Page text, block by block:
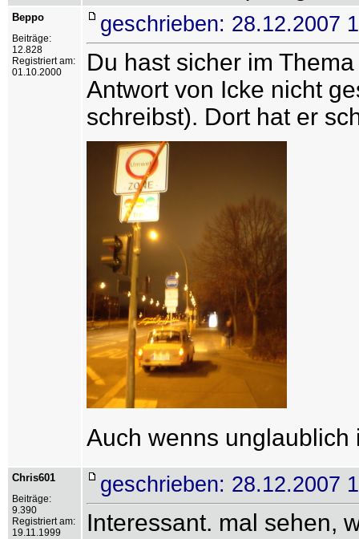
Beppo
Beiträge:
12.828
Registriert am:
01.10.2000
geschrieben: 28.12.2007
Du hast sicher im
Antwort von Icke nicht
schreibst). Dort hat er
Auch wenns unglaublich
Chris601
Beiträge:
9.390
Registriert am:
19.11.1999
geschrieben: 28.12.2007
Interessant. mal sehen,